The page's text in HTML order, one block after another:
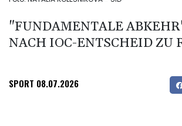
"FUNDAMENTALE
NACH IOC-ENTSCHEID ZU
SPORT 08.07.2026